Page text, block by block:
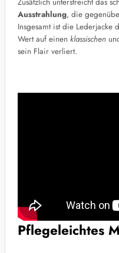
Zusätzlich unterstreicht das
Ausstrahlung, die
Insgesamt ist die
Wert auf einen klassischen
sein Flair verliert.
Pflegeleichtes